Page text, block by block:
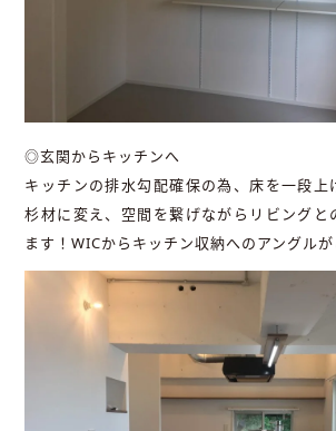
◎玄関からキッチンへ
キッチンの排水勾配確保の為、床を一段
杉材に変え、空間を繋げながらリビングと
ます！WICからキッチン収納へのアングルが